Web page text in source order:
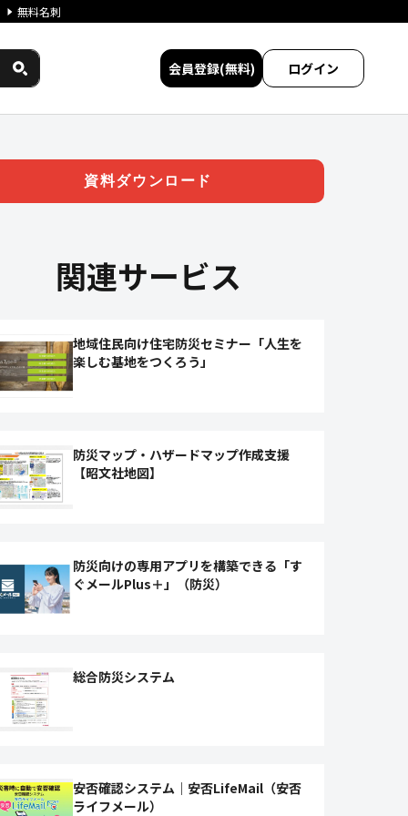
無料名刺
会員登録(無料) ログイン
資料ダウンロード
関連サービス
地域住民向け住宅防災セミナー「人生を
楽しむ基地をつくろう」
防災マップ・ハザードマップ作成支援
【昭文社地図】
防災向けの専用アプリを構築できる「す
ぐメールPlus＋」（防災）
総合防災システム
安否確認システム｜安否LifeMail（安否
ライフメール）